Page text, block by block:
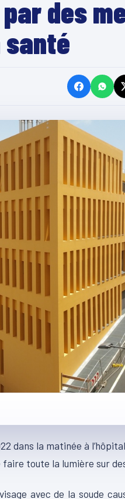
des
santé
dans la matinée à
toute la lumière sur
avec de la soude